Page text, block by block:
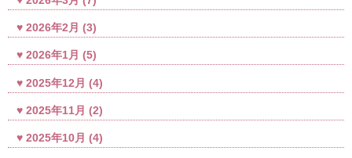
2026年2月 (3)
2026年1月 (5)
2025年12月 (4)
2025年11月 (2)
2025年10月 (4)